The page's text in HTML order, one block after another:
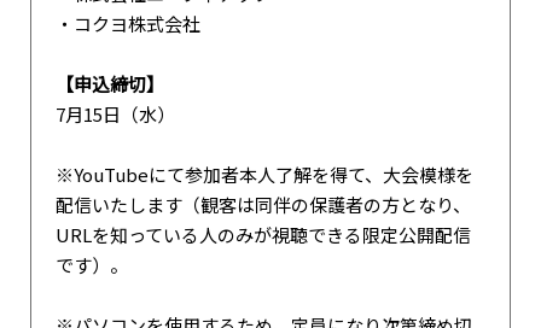
・コクヨ株式会社
【申込締切】
7月15日（水）
※YouTubeにて参加者本人了解を得て、大会模様を
配信いたします（観客は同伴の保護者の方となり、
URLを知っている人のみが視聴できる限定公開配信
です）。